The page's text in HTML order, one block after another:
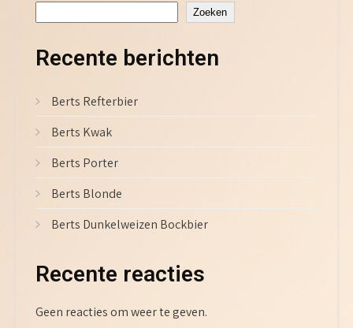
Zoeken
Recente berichten
Berts Refterbier
Berts Kwak
Berts Porter
Berts Blonde
Berts Dunkelweizen Bockbier
Recente reacties
Geen reacties om weer te geven.